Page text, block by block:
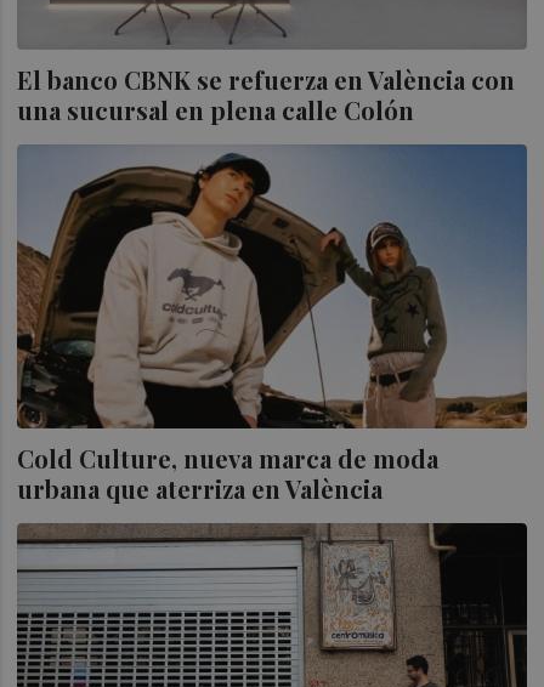
El banco CBNK se refuerza en València con
una sucursal en plena calle Colón
Cold Culture, nueva marca de moda
urbana que aterriza en València